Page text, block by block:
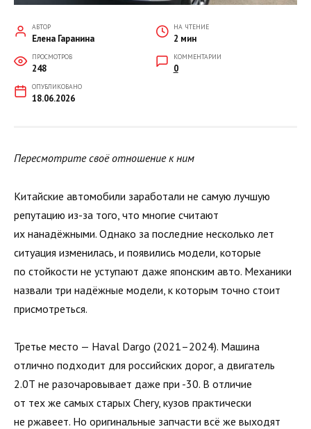
АВТОР
Елена Гаранина
НА ЧТЕНИЕ
2 мин
ПРОСМОТРОВ
248
КОММЕНТАРИИ
0
ОПУБЛИКОВАНО
18.06.2026
Пересмотрите своё отношение к ним
Китайские автомобили заработали не самую лучшую
репутацию из-за того, что многие считают
их нанадёжными. Однако за последние несколько лет
ситуация изменилась, и появились модели, которые
по стойкости не уступают даже японским авто. Механики
назвали три надёжные модели, к которым точно стоит
присмотреться.
Третье место — Haval Dargo (2021–2024). Машина
отлично подходит для российских дорог, а двигатель
2.0Т не разочаровывает даже при -30. В отличие
от тех же самых старых Chery, кузов практически
не ржавеет. Но оригинальные запчасти всё же выходят